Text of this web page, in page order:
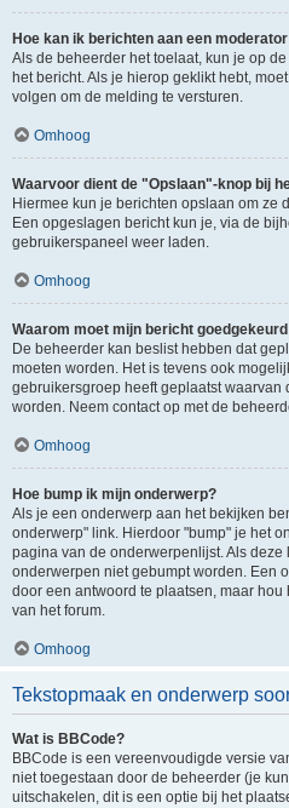
Hoe kan ik berichten aan een
Als de beheerder het toelaat, kun je op
het bericht. Als je hierop geklikt hebt,
volgen om de melding te versturen.
Omhoog
Waarvoor dient de "Opslaan"-knop bij
Hiermee kun je berichten opslaan om ze
Een opgeslagen bericht kun je, via de
gebruikerspaneel weer laden.
Omhoog
Waarom moet mijn bericht
De beheerder kan beslist hebben dat
moeten worden. Het is tevens ook
gebruikersgroep heeft geplaatst
worden. Neem contact op met de
Omhoog
Hoe bump ik mijn onderwerp?
Als je een onderwerp aan het bekijken
onderwerp" link. Hierdoor "bump" je het
pagina van de onderwerpenlijst. Als deze
onderwerpen niet gebumpt worden. Een
door een antwoord te plaatsen, maar
van het forum.
Omhoog
Tekstopmaak en onderwerp
Wat is BBCode?
BBCode is een vereenvoudigde versie
niet toegestaan door de beheerder (je
uitschakelen, dit is een optie bij het